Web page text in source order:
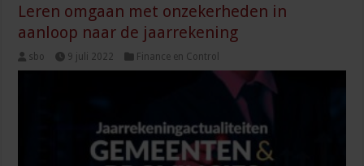
Leren omgaan met onzekerheden in
aanloop naar de jaarrekening
sbo 9 juli 2022 Finance en Control